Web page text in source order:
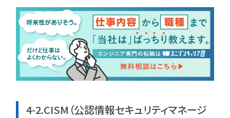
4-2.CISM（公認情報セキュリティマネージ